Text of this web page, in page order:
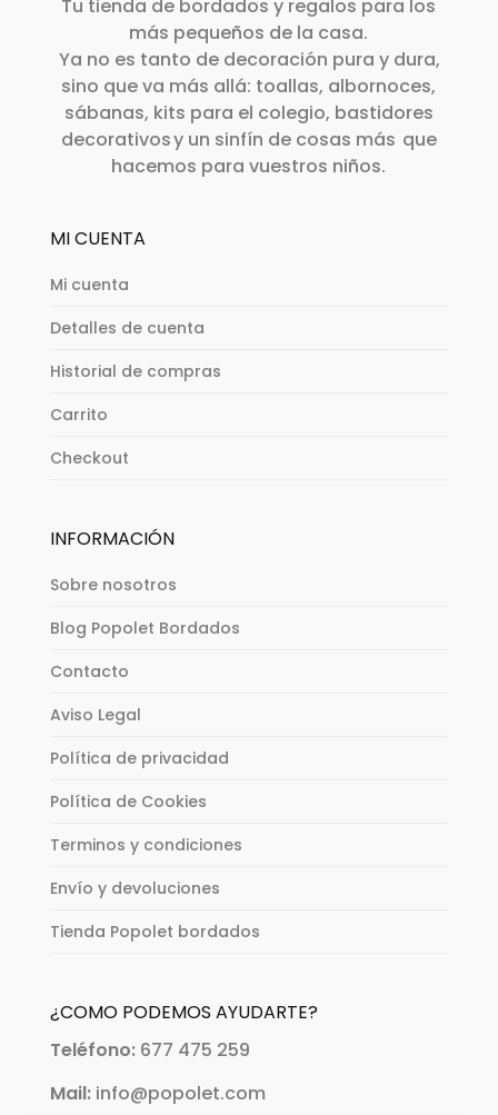
Tu tienda de bordados y regalos para los
más pequeños de la casa.
Ya no es tanto de decoración pura y dura,
sino que va más allá: toallas, albornoces,
sábanas, kits para el colegio, bastidores
decorativos y un sinfín de cosas más que
hacemos para vuestros niños.
MI CUENTA
Mi cuenta
Detalles de cuenta
Historial de compras
Carrito
Checkout
INFORMACIÓN
Sobre nosotros
Blog Popolet Bordados
Contacto
Aviso Legal
Política de privacidad
Política de Cookies
Terminos y condiciones
Envío y devoluciones
Tienda Popolet bordados
¿COMO PODEMOS AYUDARTE?
Teléfono:677 475 259
Mail:info@popolet.com